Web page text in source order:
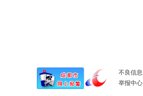
不良信息
举报中心